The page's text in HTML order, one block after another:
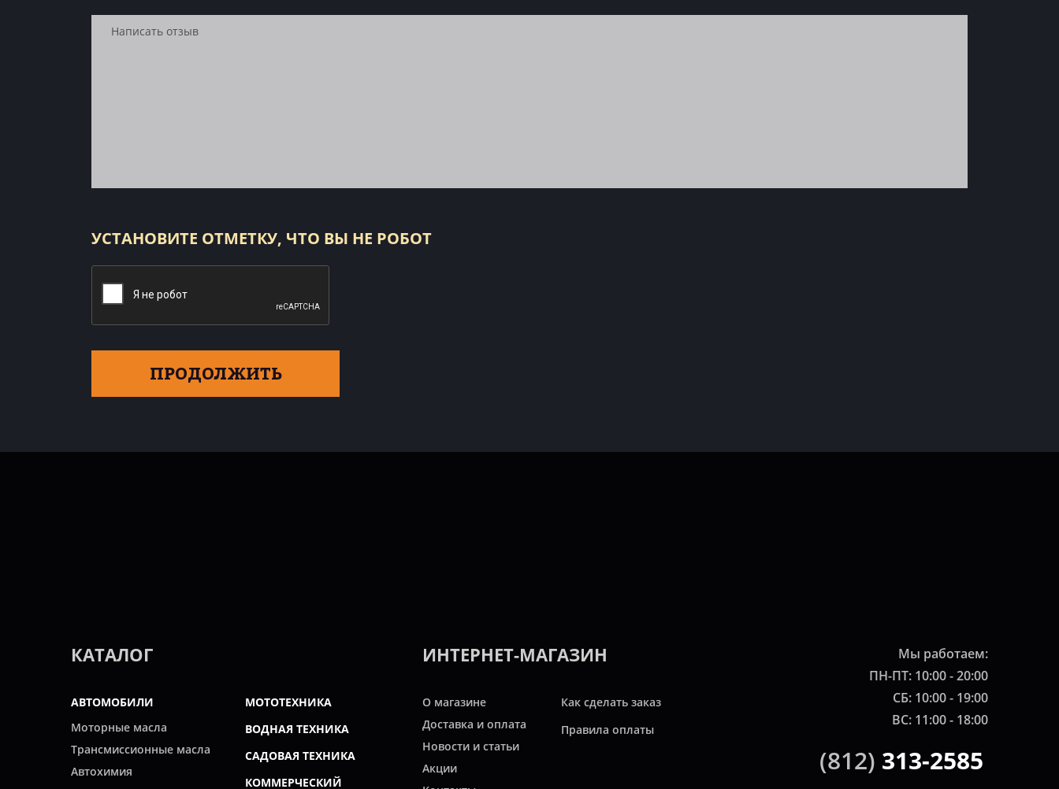
УСТАНОВИТЕ ОТМЕТКУ, ЧТО ВЫ НЕ РОБОТ
ПРОДОЛЖИТЬ
КАТАЛОГ
АВТОМОБИЛИ
Моторные масла
Трансмиссионные масла
Автохимия
МОТОТЕХНИКА
ВОДНАЯ ТЕХНИКА
САДОВАЯ ТЕХНИКА
КОММЕРЧЕСКИЙ
ИНТЕРНЕТ-МАГАЗИН
О магазине
Доставка и оплата
Новости и статьи
Акции
Как сделать заказ
Правила оплаты
Мы работаем:
ПН-ПТ: 10:00 - 20:00
СБ: 10:00 - 19:00
ВС: 11:00 - 18:00
(812) 313-2585